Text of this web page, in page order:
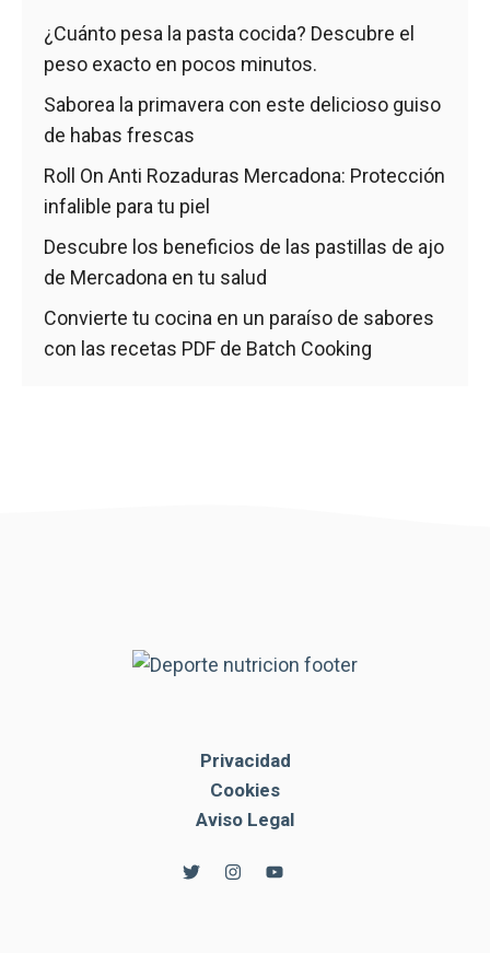
¿Cuánto pesa la pasta cocida? Descubre el
peso exacto en pocos minutos.
Saborea la primavera con este delicioso guiso
de habas frescas
Roll On Anti Rozaduras Mercadona: Protección
infalible para tu piel
Descubre los beneficios de las pastillas de ajo
de Mercadona en tu salud
Convierte tu cocina en un paraíso de sabores
con las recetas PDF de Batch Cooking
Privacidad
Cookies
Aviso Legal